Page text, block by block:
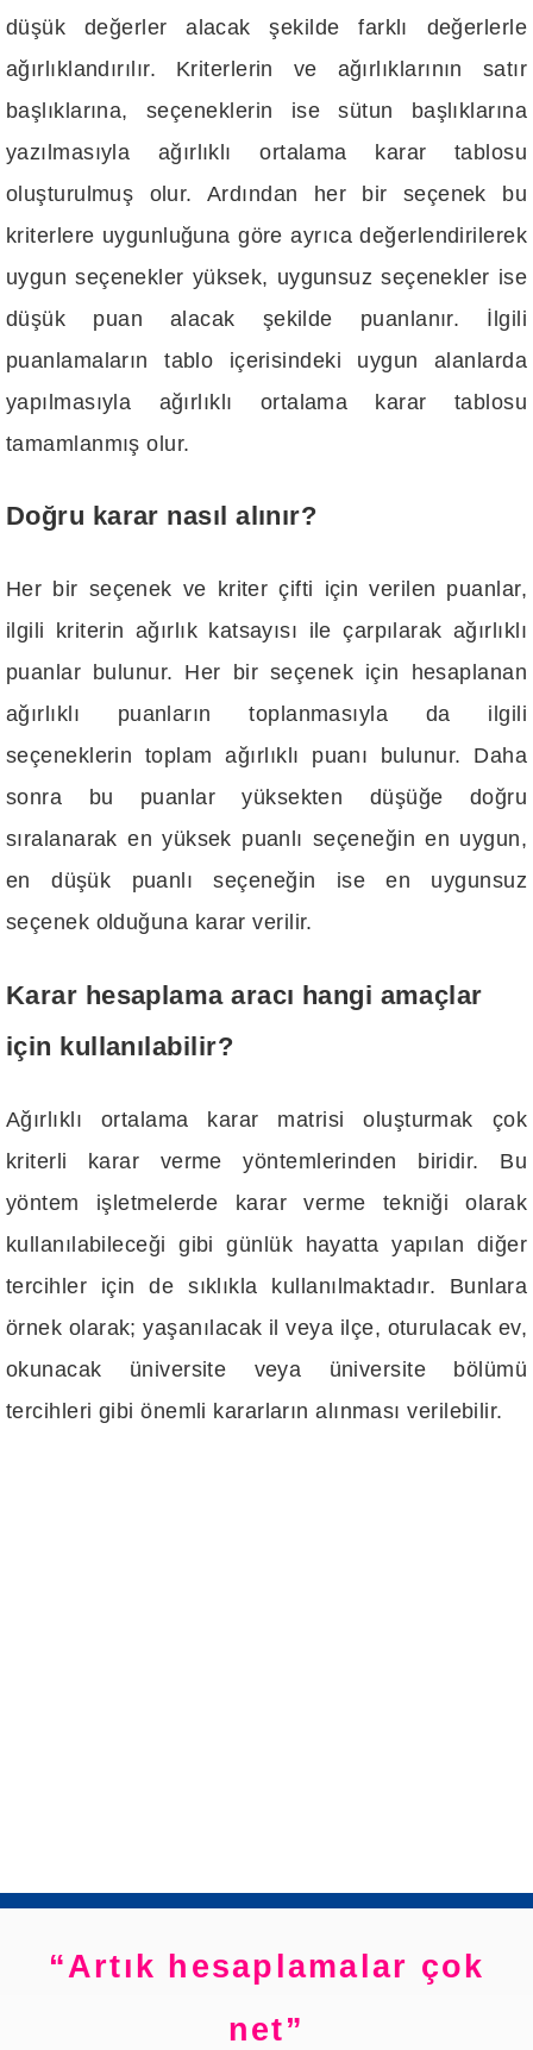
düşük değerler alacak şekilde farklı değerlerle
ağırlıklandırılır. Kriterlerin ve ağırlıklarının satır
başlıklarına, seçeneklerin ise sütun başlıklarına
yazılmasıyla ağırlıklı ortalama karar tablosu
oluşturulmuş olur. Ardından her bir seçenek bu
kriterlere uygunluğuna göre ayrıca değerlendirilerek
uygun seçenekler yüksek, uygunsuz seçenekler ise
düşük puan alacak şekilde puanlanır. İlgili
puanlamaların tablo içerisindeki uygun alanlarda
yapılmasıyla ağırlıklı ortalama karar tablosu
tamamlanmış olur.
Doğru karar nasıl alınır?
Her bir seçenek ve kriter çifti için verilen puanlar,
ilgili kriterin ağırlık katsayısı ile çarpılarak ağırlıklı
puanlar bulunur. Her bir seçenek için hesaplanan
ağırlıklı puanların toplanmasıyla da ilgili
seçeneklerin toplam ağırlıklı puanı bulunur. Daha
sonra bu puanlar yüksekten düşüğe doğru
sıralanarak en yüksek puanlı seçeneğin en uygun,
en düşük puanlı seçeneğin ise en uygunsuz
seçenek olduğuna karar verilir.
Karar hesaplama aracı hangi amaçlar
için kullanılabilir?
Ağırlıklı ortalama karar matrisi oluşturmak çok
kriterli karar verme yöntemlerinden biridir. Bu
yöntem işletmelerde karar verme tekniği olarak
kullanılabileceği gibi günlük hayatta yapılan diğer
tercihler için de sıklıkla kullanılmaktadır. Bunlara
örnek olarak; yaşanılacak il veya ilçe, oturulacak ev,
okunacak üniversite veya üniversite bölümü
tercihleri gibi önemli kararların alınması verilebilir.
Artık hesaplamalar çok
net